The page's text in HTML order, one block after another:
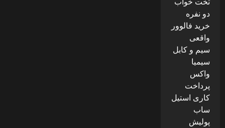
دو نفره
خرید فالوور
واقعی
سیم و کابل
سیمیا
واکس
پرداخت
کاری استیل
ساب
پولیش